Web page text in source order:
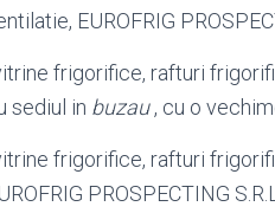
EUROFRIG
frigorifice, rafturi
sediul in buzau, cu o
frigorifice, rafturi
PROSPECTING